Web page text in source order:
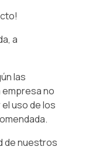
a
las
no
uso de los
de nuestros